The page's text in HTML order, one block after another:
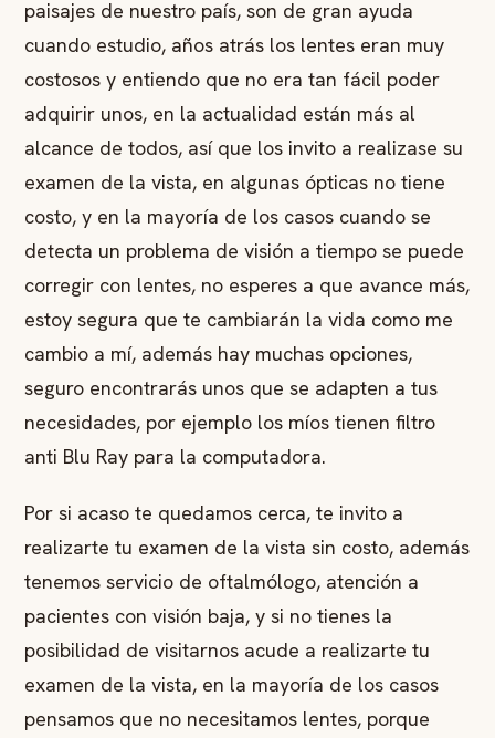
paisajes de nuestro país, son de gran ayuda
cuando estudio, años atrás los lentes eran muy
costosos y entiendo que no era tan fácil poder
adquirir unos, en la actualidad están más al
alcance de todos, así que los invito a realizase su
examen de la vista, en algunas ópticas no tiene
costo, y en la mayoría de los casos cuando se
detecta un problema de visión a tiempo se puede
corregir con lentes, no esperes a que avance más,
estoy segura que te cambiarán la vida como me
cambio a mí, además hay muchas opciones,
seguro encontrarás unos que se adapten a tus
necesidades, por ejemplo los míos tienen filtro
anti Blu Ray para la computadora.
Por si acaso te quedamos cerca, te invito a
realizarte tu examen de la vista sin costo, además
tenemos servicio de oftalmólogo, atención a
pacientes con visión baja, y si no tienes la
posibilidad de visitarnos acude a realizarte tu
examen de la vista, en la mayoría de los casos
pensamos que no necesitamos lentes, porque